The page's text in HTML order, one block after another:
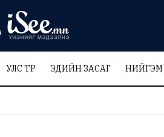
УЛС ТӨР ЭДИЙН ЗАСАГ НИЙГЭМ